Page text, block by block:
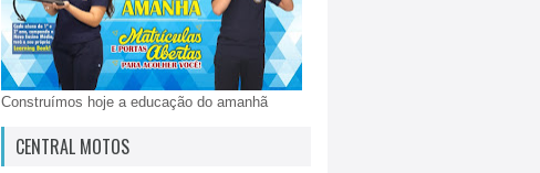
Construímos hoje a educação do amanhã
CENTRAL MOTOS